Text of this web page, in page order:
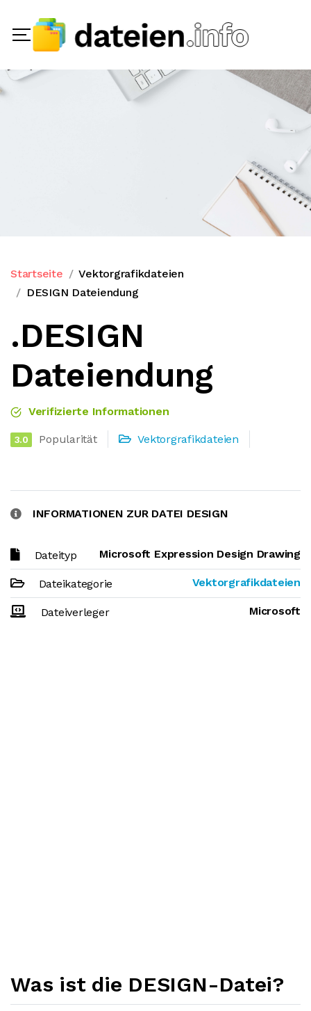
Startseite
Vektorgrafikdateien
DESIGN Dateiendung
.DESIGN
Dateiendung
Verifizierte Informationen
3.0 Popularität Vektorgrafikdateien
INFORMATIONEN ZUR DATEI DESIGN
Dateityp Microsoft Expression Design Drawing
Dateikategorie Vektorgrafikdateien
Dateiverleger Microsoft
Was ist die DESIGN-Datei?